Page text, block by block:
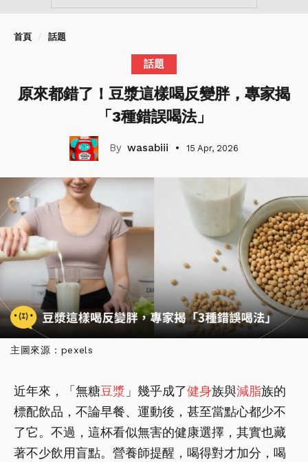
首頁 話題
話題
原來都錯了！豆漿這樣喝反變胖，專家揭
「3種錯誤喝法」
wasabiii 15 Apr, 2026
主圖來源：pexels
近年來，「無糖豆漿 」幾乎成了健身族與減脂族的
標配飲品，不論早餐、運動後，甚至當點心都少不
了它。不過，這杯看似無害的健康選擇，其實也藏
著不少飲用盲點。營養師提醒，喝得對才加分，喝